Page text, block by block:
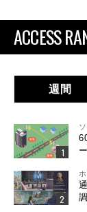
ACCESS
週間